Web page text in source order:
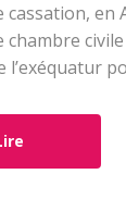
cassation,
chambre
l’exéquatur